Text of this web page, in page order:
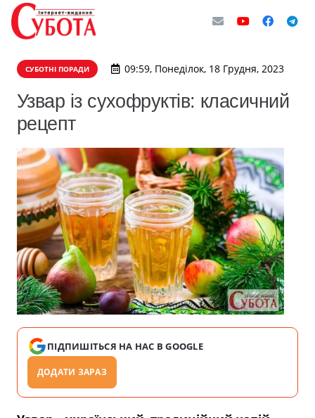
СУБОТНІ ПОРАДИ 09:59, Понеділок, 18 Грудня, 2023
Узвар із сухофруктів: класичний
рецепт
ПІДПИШІТЬСЯ НА НАС В GOOGLE
ДОДАТИ ЗАРАЗ